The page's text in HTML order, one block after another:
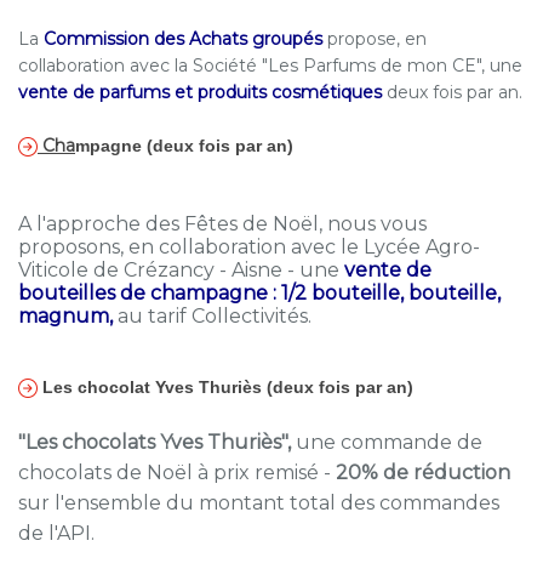
La Commission des Achats groupéspropose, en
collaboration avec la Société "Les Parfums de mon CE", une
vente de parfums et produits cosmétiques deux fois par an.
Champagne (deux fois par an)
A l'approche des Fêtes de Noël, nous vous
proposons, en collaboration avec le Lycée Agro-
Viticole de Crézancy - Aisne - une vente de
bouteilles de champagne : 1/2 bouteille, bouteille,
magnum,au tarif Collectivités.
Les chocolat Yves Thuriès (deux fois par an)
"Les chocolats Yves Thuriès",une commande de
chocolats de Noël à prix remisé - 20% de réduction
sur l'ensemble du montant total des commandes
de l'API.